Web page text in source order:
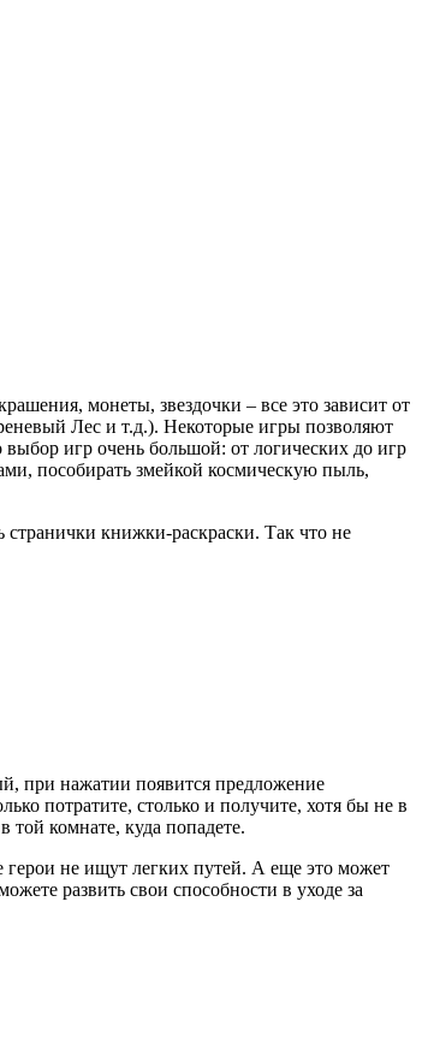
монеты, звездочки – все это зависит от
Лес и т.д.). Некоторые игры позволяют
игр очень большой: от логических до игр
пособирать змейкой космическую пыль,
книжки-раскраски. Так что не
при нажатии появится предложение
потратите, столько и получите, хотя бы не в
той комнате, куда попадете.
герои не ищут легких путей. А еще это может
развить свои способности в уходе за